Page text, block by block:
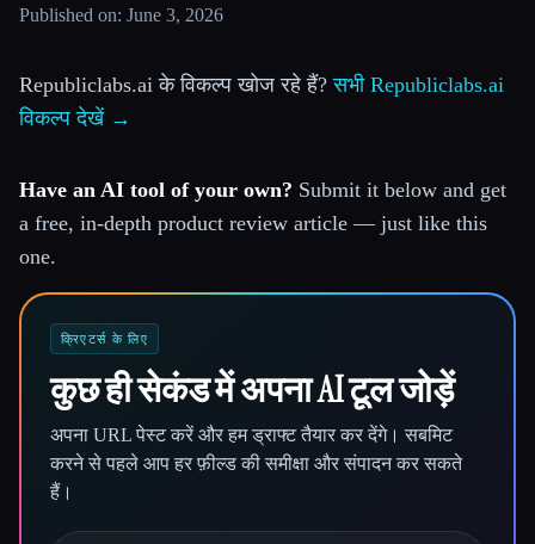
Published on: June 3, 2026
Republiclabs.ai के विकल्प खोज रहे हैं?सभी Republiclabs.ai
विकल्प देखें →
Have an AI tool of your own? Submit it below and get
a free, in-depth product review article — just like this
one.
क्रिएटर्स के लिए
कुछ ही सेकंड में अपना AI टूल जोड़ें
अपना URL पेस्ट करें और हम ड्राफ्ट तैयार कर देंगे। सबमिट
करने से पहले आप हर फ़ील्ड की समीक्षा और संपादन कर सकते
हैं।